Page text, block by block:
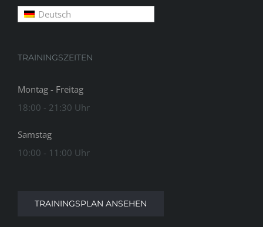
Deutsch
TRAININGSZEITEN
Montag - Freitag
18:00 - 21:30 Uhr
Samstag
10:00 - 11:00 Uhr
TRAININGSPLAN ANSEHEN